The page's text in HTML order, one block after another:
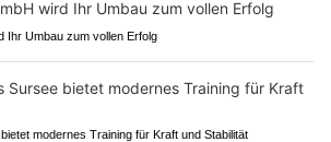
Ihr Umbau zum vollen Erfolg
modernes Training für Kraft und Stabilität